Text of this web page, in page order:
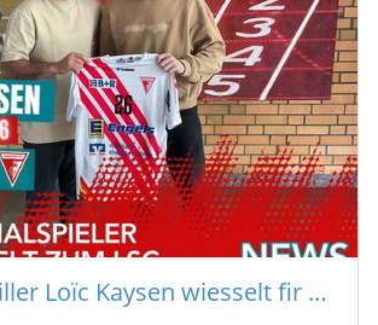
Nationalspiller Loïc Kaysen wiesselt fir déi nei Saison bei de Longericher SC